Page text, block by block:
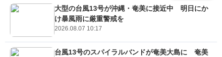
大型の台風13号が沖縄・奄美に接近中 明日にか
け暴風雨に厳重警戒を
2026.08.07 10:17
台風13号のスパイラルバンドが奄美大島に 奄美